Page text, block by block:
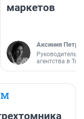
маркетов
Аксиния
Руководитель
агентства в